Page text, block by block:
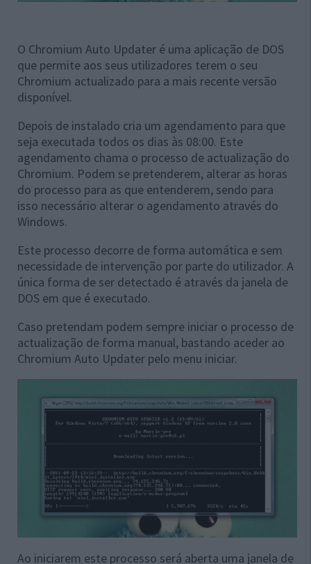
O Chromium Auto Updater é uma aplicação de DOS
que permite aos seus utilizadores terem o seu
Chromium actualizado para a mais recente versão
disponível.
Depois de instalado cria um agendamento para que
seja executada todos os dias às 08:00. Este
agendamento chama o processo de actualização do
Chromium. Podem se pretenderem, alterar as horas
do processo para as que entenderem, sendo para
isso necessário alterar o agendamento através do
Windows.
Este processo decorre de forma automática e sem
necessidade de intervenção por parte do utilizador. A
única forma de ser detectado é através da janela de
DOS em que é executado.
Caso pretendam podem sempre iniciar o processo de
actualização de forma manual, bastando aceder ao
Chromium Auto Updater pelo menu iniciar.
Ao iniciarem este processo será aberta uma janela de